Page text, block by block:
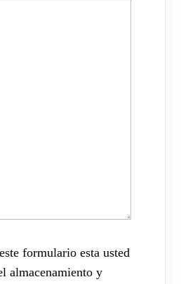
formulario esta usted
almacenamiento y